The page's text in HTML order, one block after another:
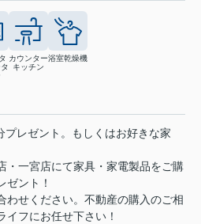
カウンター
キッチン
浴室乾燥機
レゼント。もしくはお好きな家
一宮店にて家具・家電製品をご購
ゼント！
わせください。不動産の購入のご相
フにお任せ下さい！